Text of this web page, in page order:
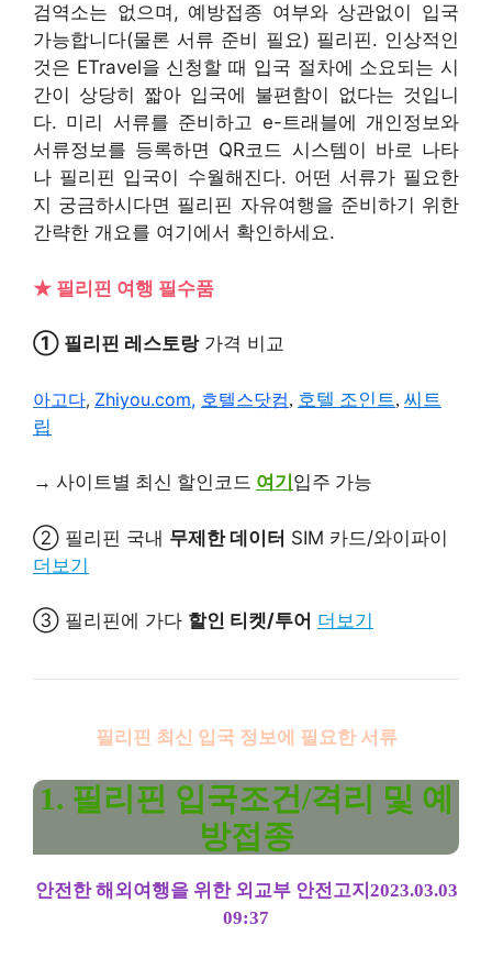
검역소는 없으며, 예방접종 여부와 상관없이 입국
가능합니다(물론 서류 준비 필요) 필리핀. 인상적인
것은 ETravel을 신청할 때 입국 절차에 소요되는 시
간이 상당히 짧아 입국에 불편함이 없다는 것입니
다. 미리 서류를 준비하고 e-트래블에 개인정보와
서류정보를 등록하면 QR코드 시스템이 바로 나타
나 필리핀 입국이 수월해진다. 어떤 서류가 필요한
지 궁금하시다면 필리핀 자유여행을 준비하기 위한
간략한 개요를 여기에서 확인하세요.
★ 필리핀 여행 필수품
① 필리핀 레스토랑 가격 비교
아고다, Zhiyou.com, 호텔스닷컴, 호텔 조인트 , 씨트
립
→ 사이트별 최신 할인코드 여기 입주 가능
② 필리핀 국내 무제한 데이터 SIM 카드/와이파이
더보기
③ 필리핀에 가다 할인 티켓/투어 더보기
필리핀 최신 입국 정보에 필요한 서류
1. 필리핀 입국조건/격리 및 ​​예
방접종
안전한 해외여행을 위한 외교부 안전고지2023.03.03
09:37